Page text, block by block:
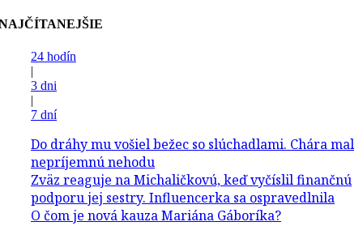
24 hodín
|
3 dni
|
7 dní